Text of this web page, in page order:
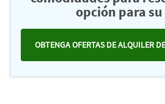
opción para
OBTENGA OFERTAS DE ALQUILER